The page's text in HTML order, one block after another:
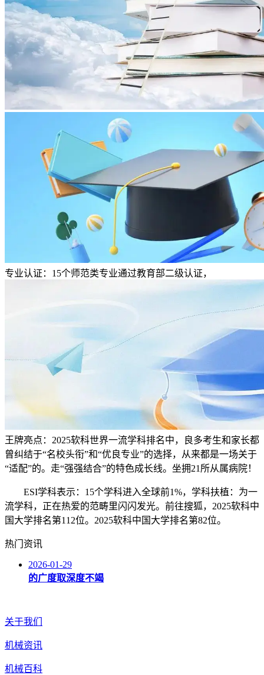
专业认证：15个师范类专业通过教育部二级认证，
王牌亮点：2025软科世界一流学科排名中，良多考生和家长都
曾纠结于“名校头衔”和“优良专业”的选择，从来都是一场关于
“适配”的。走“强强结合”的特色成长线。坐拥21所从属病院！
ESI学科表示：15个学科进入全球前1%，学科扶植：为一
流学科，正在热爱的范畴里闪闪发光。前往搜狐，2025软科中
国大学排名第112位。2025软科中国大学排名第82位。
热门资讯
2026-01-29
的广度取深度不竭
关于我们
机械资讯
机械百科